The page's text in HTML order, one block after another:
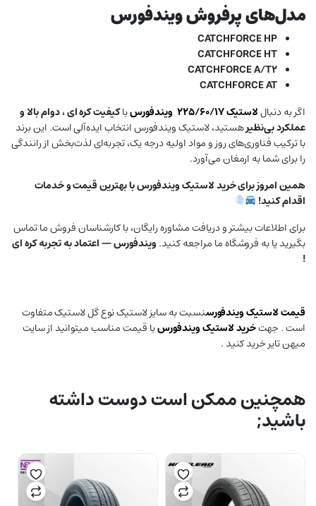
مدل‌های پرفروش ویندفورس
CATCHFORCE HP
CATCHFORCE HT
CATCHFORCE A/T2
CATCHFORCE AT
اگر به دنباللاستیک ۲۲۵/۶۰/۱۷ ویندفورسباکیفیت کره ای ، دوام بالا و
عملکرد بی‌نظیرهستید، لاستیک ویندفورس انتخاب ایده‌آلی است. این برند
با ترکیب فناوری‌های روز و مواد اولیه درجه یک، تجربه‌ای لذت‌بخش از رانندگی
را برای شما به ارمغان می‌آورد.
همین امروز برای خرید لاستیک ویندفورس با بهترین قیمت و خدمات
اقدام کنید!
برای اطلاعات بیشتر و دریافت مشاوره رایگان، با کارشناسان فروش ما تماس
بگیرید یا به فروشگاه ما مراجعه کنید. ویندفورس — اعتماد به تجربه کره ای
!
قیمت لاستیکویندفورسنسبت به سایز لاستیک نوع گل لاستیک متفاوت
است . جهتخرید لاستیک ویندفورسبا قیمت مناسب میتوانید از سایت
میهن تایر خرید کنید .
همچنین ممکن است دوست داشته
باشید;